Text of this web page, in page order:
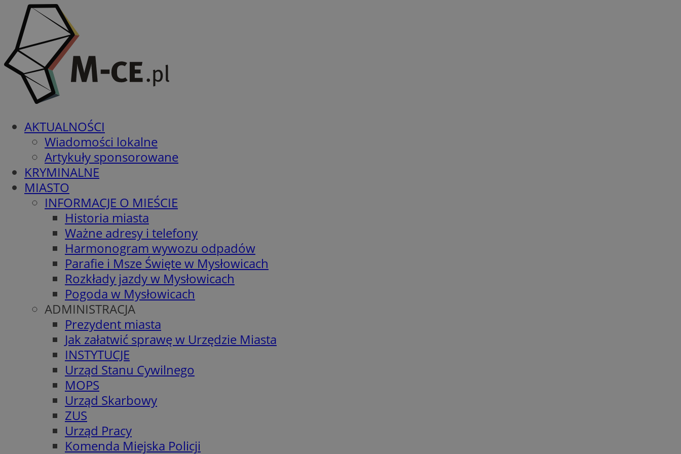
AKTUALNOŚCI
Wiadomości lokalne
Artykuły sponsorowane
KRYMINALNE
MIASTO
INFORMACJE O MIEŚCIE
Historia miasta
Ważne adresy i telefony
Harmonogram wywozu odpadów
Parafie i Msze Święte w Mysłowicach
Rozkłady jazdy w Mysłowicach
Pogoda w Mysłowicach
ADMINISTRACJA
Prezydent miasta
Jak załatwić sprawę w Urzędzie Miasta
INSTYTUCJE
Urząd Stanu Cywilnego
MOPS
Urząd Skarbowy
ZUS
Urząd Pracy
Komenda Miejska Policji